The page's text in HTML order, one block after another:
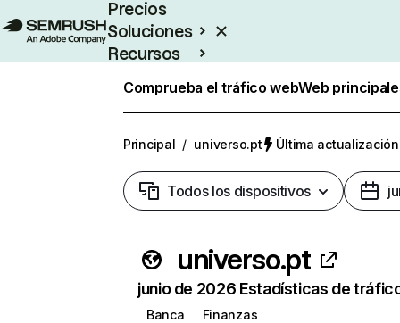
Precios
Soluciones
Recursos
Comprueba el tráfico webWeb
Principal / universo.pt Última
Todos los dispositivos
universo.pt
junio de 2026 Estadísticas de
Banca
Finanzas